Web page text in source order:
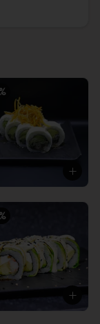
%
%